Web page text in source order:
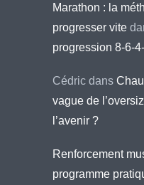
Marathon : la
progresser vite
progression 8-6-
Cédric dans
vague de
l’avenir ?
Renforcement
programme